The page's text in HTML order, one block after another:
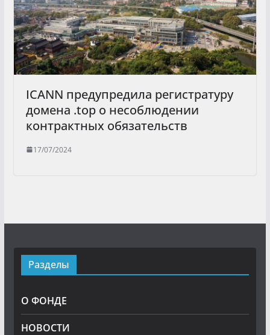
ICANN предупредила регистратуру
домена .top о несоблюдении
контрактных обязательств
17/07/2024
Разделы
О ФОНДЕ
НОВОСТИ